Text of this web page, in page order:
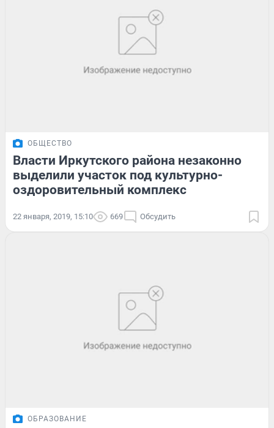
ОБЩЕСТВО
Власти Иркутского района незаконно
выделили участок под культурно-
оздоровительный комплекс
22 января, 2019, 15:10 669 Обсудить
ОБРАЗОВАНИЕ